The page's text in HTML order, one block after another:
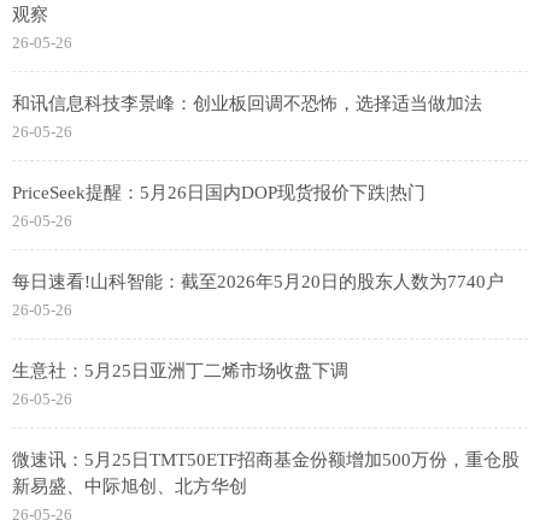
观察
26-05-26
和讯信息科技李景峰：创业板回调不恐怖，选择适当做加法
26-05-26
PriceSeek提醒：5月26日国内DOP现货报价下跌|热门
26-05-26
每日速看!山科智能：截至2026年5月20日的股东人数为7740户
26-05-26
生意社：5月25日亚洲丁二烯市场收盘下调
26-05-26
微速讯：5月25日TMT50ETF招商基金份额增加500万份，重仓股
新易盛、中际旭创、北方华创
26-05-26